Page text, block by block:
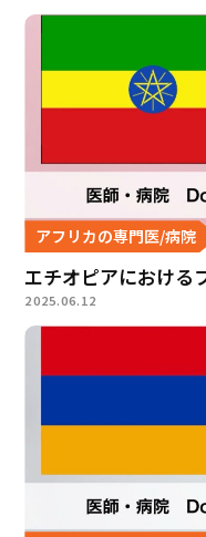
アフリカの専門医/病院
エチオピアにおける
2025.06.12